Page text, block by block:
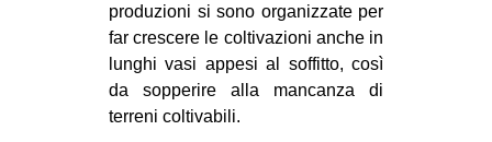
produzioni si sono organizzate per
far crescere le coltivazioni anche in
lunghi vasi appesi al soffitto, così
da sopperire alla mancanza di
terreni coltivabili.